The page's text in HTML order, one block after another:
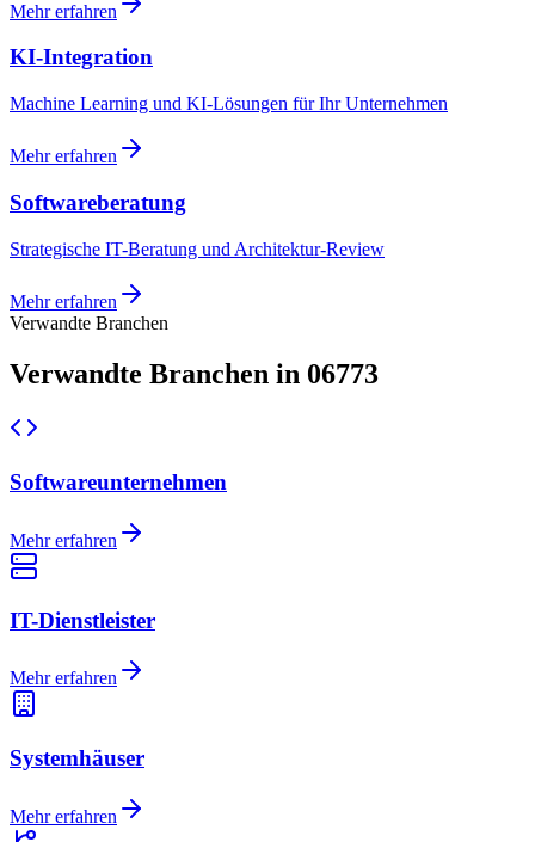
Mehr erfahren
KI-Integration
Machine Learning und KI-Lösungen für Ihr Unternehmen
Mehr erfahren
Softwareberatung
Strategische IT-Beratung und Architektur-Review
Mehr erfahren
Verwandte Branchen
Verwandte Branchen in 06773
Softwareunternehmen
Mehr erfahren
IT-Dienstleister
Mehr erfahren
Systemhäuser
Mehr erfahren